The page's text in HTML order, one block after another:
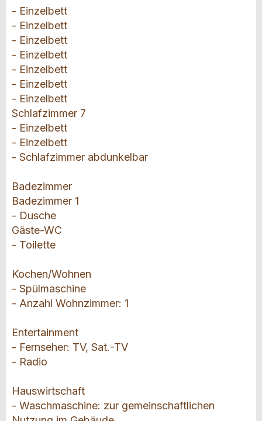
- Einzelbett
- Einzelbett
- Einzelbett
- Einzelbett
- Einzelbett
- Einzelbett
- Einzelbett
Schlafzimmer 7
- Einzelbett
- Einzelbett
- Schlafzimmer abdunkelbar
Badezimmer
Badezimmer 1
- Dusche
Gäste-WC
- Toilette
Kochen/Wohnen
- Spülmaschine
- Anzahl Wohnzimmer: 1
Entertainment
- Fernseher: TV, Sat.-TV
- Radio
Hauswirtschaft
- Waschmaschine: zur gemeinschaftlichen